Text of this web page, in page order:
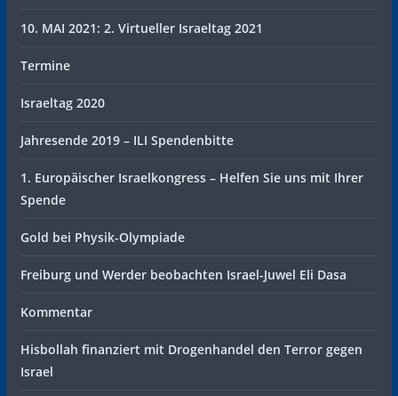
10. MAI 2021: 2. Virtueller Israeltag 2021
Termine
Israeltag 2020
Jahresende 2019 – ILI Spendenbitte
1. Europäischer Israelkongress – Helfen Sie uns mit Ihrer
Spende
Gold bei Physik-Olympiade
Freiburg und Werder beobachten Israel-Juwel Eli Dasa
Kommentar
Hisbollah finanziert mit Drogenhandel den Terror gegen
Israel